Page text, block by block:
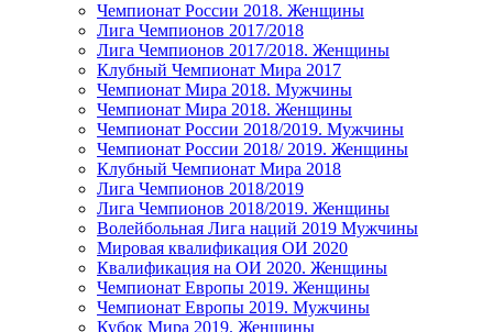
Чемпионат России 2018. Женщины
Лига Чемпионов 2017/2018
Лига Чемпионов 2017/2018. Женщины
Клубный Чемпионат Мира 2017
Чемпионат Мира 2018. Мужчины
Чемпионат Мира 2018. Женщины
Чемпионат России 2018/2019. Мужчины
Чемпионат России 2018/ 2019. Женщины
Клубный Чемпионат Мира 2018
Лига Чемпионов 2018/2019
Лига Чемпионов 2018/2019. Женщины
Волейбольная Лига наций 2019 Мужчины
Мировая квалификация ОИ 2020
Квалификация на ОИ 2020. Женщины
Чемпионат Европы 2019. Женщины
Чемпионат Европы 2019. Мужчины
Кубок Мира 2019. Женщины